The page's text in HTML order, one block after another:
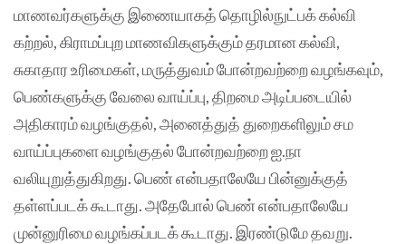
மாணவர்களுக்கு இணையாகத் தொழில்நுட்பக் கல்வி
கற்றல், கிராமப்புற மாணவிகளுக்கும் தரமான கல்வி,
சுகாதார உரிமைகள், மருத்துவம் போன்றவற்றை வழங்கவும்,
பெண்களுக்கு வேலை வாய்ப்பு, திறமை அடிப்படையில்
அதிகாரம் வழங்குதல், அனைத்துத் துறைகளிலும் சம
வாய்ப்புகளை வழங்குதல் போன்றவற்றை ஐ.நா
வலியுறுத்துகிறது. பெண் என்பதாலேயே பின்னுக்குத்
தள்ளப்படக் கூடாது. அதேபோல் பெண் என்பதாலேயே
முன்னுரிமை வழங்கப்படக் கூடாது. இரண்டுமே தவறு.